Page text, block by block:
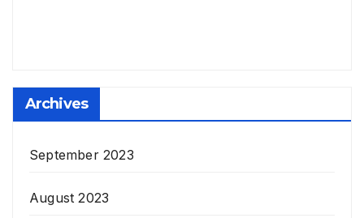
Archives
September 2023
August 2023